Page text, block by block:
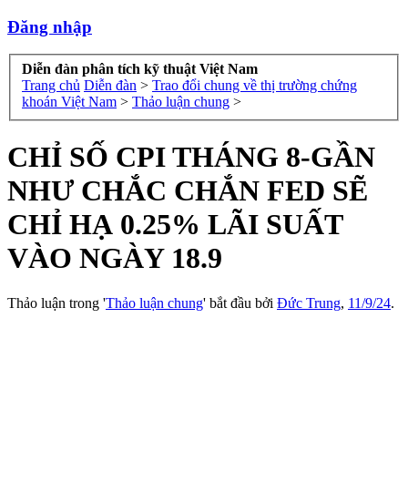
Đăng nhập
Diễn đàn phân tích kỹ thuật Việt Nam
Trang chủ Diễn đàn > Trao đổi chung về thị trường chứng
khoán Việt Nam > Thảo luận chung >
CHỈ SỐ CPI THÁNG 8-GẦN
NHƯ CHẮC CHẮN FED SẼ
CHỈ HẠ 0.25% LÃI SUẤT
VÀO NGÀY 18.9
Thảo luận trong 'Thảo luận chung' bắt đầu bởi Đức Trung, 11/9/24.